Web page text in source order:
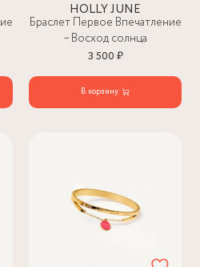
HOLLY JUNE
Браслет Первое Впечатление
– Восход солнца
3 500 ₽
В корзину